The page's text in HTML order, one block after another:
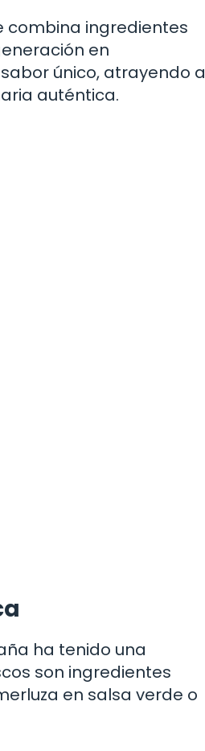
combina ingredientes
en
único, atrayendo a
auténtica.
ha tenido una
son ingredientes
en salsa verde o